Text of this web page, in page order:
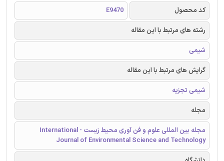
کد محصول
E9470
رشته های مرتبط با این مقاله
شیمی
گرایش های مرتبط با این مقاله
شیمی تجزیه
مجله
مجله بین المللی علوم و فن آوری محیط زیست - International
Journal of Environmental Science and Technology